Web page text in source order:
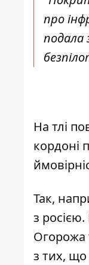
про
подала
На тлі
кордоні
Так,
з
Огорожа
з тих, що